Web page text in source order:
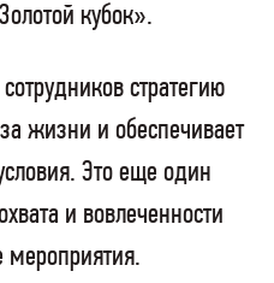
кубок».
стратегию
жизни и обеспечивает
Это еще один
и вовлеченности
мероприятия.